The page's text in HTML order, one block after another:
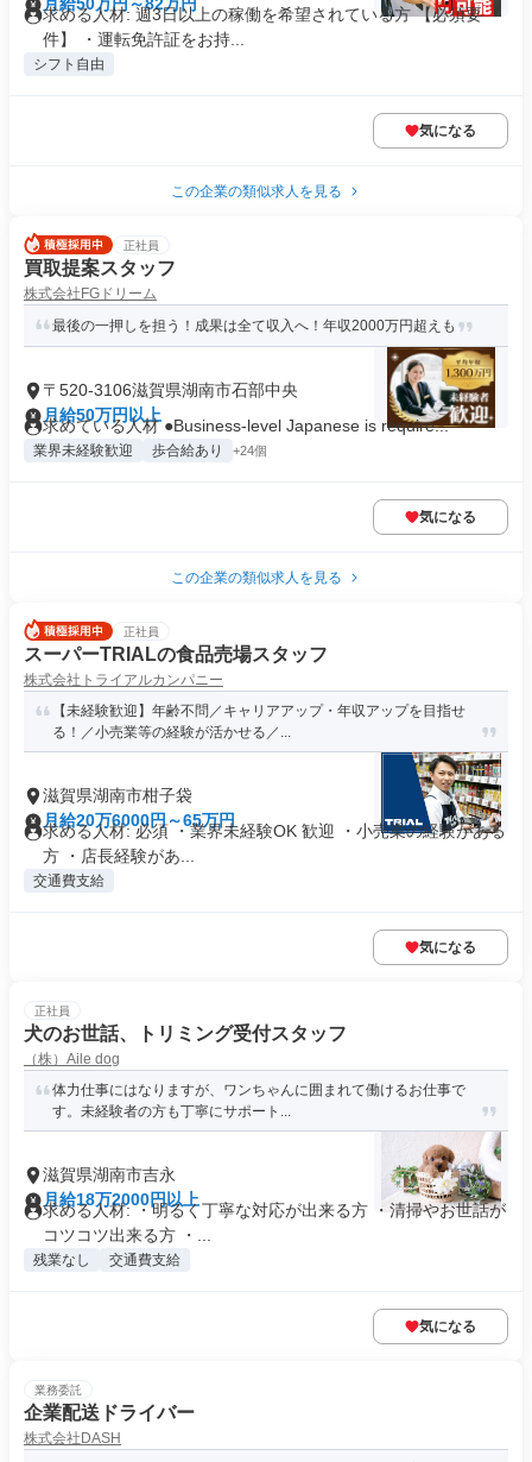
求める人材: 週3日以上の稼働を希望されている方 【必須要
件】 ・運転免許証をお持...
シフト自由
気になる
この企業の類似求人を見る
正社員
買取提案スタッフ
株式会社FGドリーム
最後の一押しを担う！成果は全て収入へ！年収2000万円超えも
〒520-3106滋賀県湖南市石部中央
月給50万円以上
求めている人材 ●Business-level Japanese is require...
業界未経験歓迎 歩合給あり +24個
気になる
この企業の類似求人を見る
正社員
スーパーTRIALの食品売場スタッフ
株式会社トライアルカンパニー
【未経験歓迎】年齢不問／キャリアアップ・年収アップを目指せ
る！／小売業等の経験が活かせる／...
滋賀県湖南市柑子袋
月給20万6000円～65万円
求める人材: 必須 ・業界未経験OK 歓迎 ・小売業の経験がある
方 ・店長経験があ...
交通費支給
気になる
正社員
犬のお世話、トリミング受付スタッフ
（株）Aile dog
体力仕事にはなりますが、ワンちゃんに囲まれて働けるお仕事で
す。未経験者の方も丁寧にサポート...
滋賀県湖南市吉永
月給18万2000円以上
求める人材: ・明るく丁寧な対応が出来る方 ・清掃やお世話が
コツコツ出来る方 ・...
残業なし 交通費支給
気になる
業務委託
企業配送ドライバー
株式会社DASH